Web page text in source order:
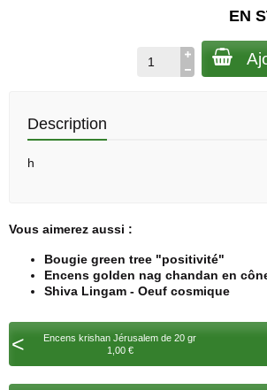
EN
Description
h
Vous aimerez aussi :
Bougie green tree "positivité"
Encens golden nag chandan en
Shiva Lingam - Oeuf cosmique
<
Encens krishan Jérusalem de 20 gr
1,00 €